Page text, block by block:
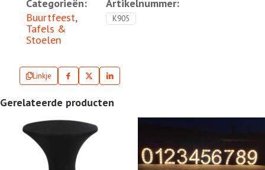
Categorieën:
Buurtfeest,
Tafels &
Stoelen
Artikelnummer:
K905
Linkje
Gerelateerde producten